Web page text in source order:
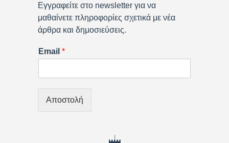
Εγγραφείτε στο newsletter για να
μαθαίνετε πληροφορίες σχετικά με νέα
άρθρα και δημοσιεύσεις.
Email *
Αποστολή